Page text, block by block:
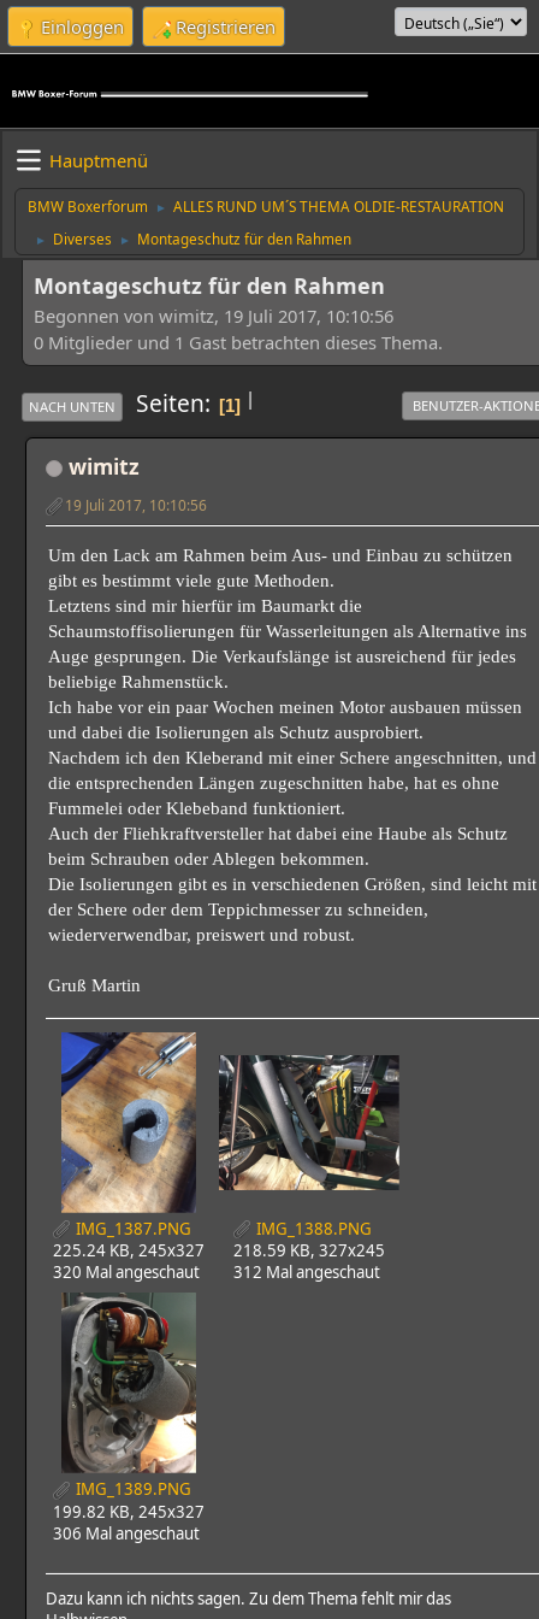
Einloggen Registrieren
Hauptmenü
BMW Boxerforum ► ALLES RUND UM´S THEMA OLDIE-RESTAURATION
► Diverses ► Montageschutz für den Rahmen
Montageschutz für den Rahmen
Begonnen von wimitz, 19 Juli 2017, 10:10:56
0 Mitglieder und 1 Gast betrachten dieses Thema.
|
NACH UNTEN Seiten 1 BENUTZER-
wimitz
19 Juli 2017, 10:10:56
Um den Lack am Rahmen beim Aus- und Einbau zu schützen
gibt es bestimmt viele gute Methoden.
Letztens sind mir hierfür im Baumarkt die
Schaumstoffisolierungen für Wasserleitungen als Alternative ins
Auge gesprungen. Die Verkaufslänge ist ausreichend für jedes
beliebige Rahmenstück.
Ich habe vor ein paar Wochen meinen Motor ausbauen müssen
und dabei die Isolierungen als Schutz ausprobiert.
Nachdem ich den Kleberand mit einer Schere angeschnitten, und
die entsprechenden Längen zugeschnitten habe, hat es ohne
Fummelei oder Klebeband funktioniert.
Auch der Fliehkraftversteller hat dabei eine Haube als Schutz
beim Schrauben oder Ablegen bekommen.
Die Isolierungen gibt es in verschiedenen Größen, sind leicht mit
der Schere oder dem Teppichmesser zu schneiden,
wiederverwendbar, preiswert und robust.
Gruß Martin
IMG_1387.PNG
225.24 KB, 245x327
320 Mal angeschaut
IMG_1388.PNG
218.59 KB, 327x245
312 Mal angeschaut
IMG_1389.PNG
199.82 KB, 245x327
306 Mal angeschaut
Dazu kann ich nichts sagen. Zu dem Thema fehlt mir das